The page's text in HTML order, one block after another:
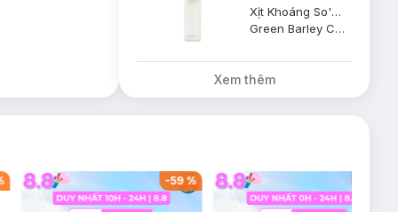
Xịt Khoáng So'Natural Cấp Ấm Dưỡng Da Mầm Lúa Mạch 120ml
Green Barley Cream Mist
Xem thêm
-59%